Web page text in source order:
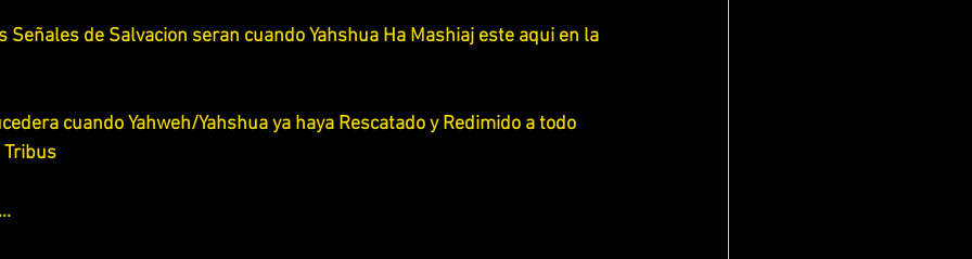
Señales de Salvacion seran cuando Yahshua Ha Mashiaj este aqui en la
cuando Yahweh/Yahshua ya haya Rescatado y Redimido a todo
Tribus